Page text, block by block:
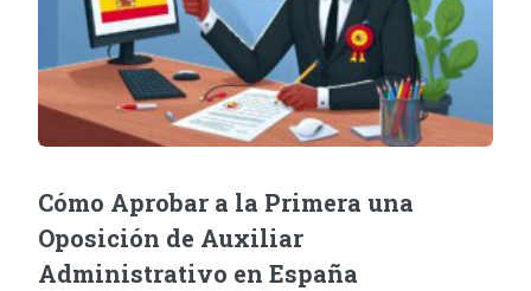
Cómo Aprobar a la Primera una
Oposición de Auxiliar
Administrativo en España